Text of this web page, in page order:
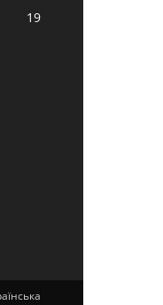
19